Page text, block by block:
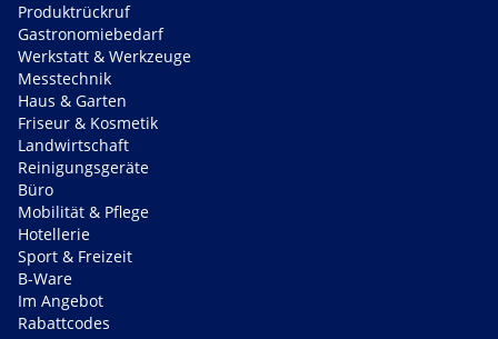
Produktrückruf
Gastronomiebedarf
Werkstatt & Werkzeuge
Messtechnik
Haus & Garten
Friseur & Kosmetik
Landwirtschaft
Reinigungsgeräte
Büro
Mobilität & Pflege
Hotellerie
Sport & Freizeit
B-Ware
Im Angebot
Rabattcodes